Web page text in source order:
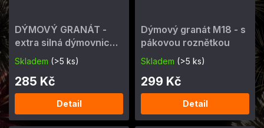
DÝMOVÝ GRANÁT -
extra silná dýmovnice,
různé barvy
Skladem (>5 ks)
285 Kč
Detail
Dýmový granát M18 - s
pákovou roznětkou
Skladem (>5 ks)
299 Kč
Detail